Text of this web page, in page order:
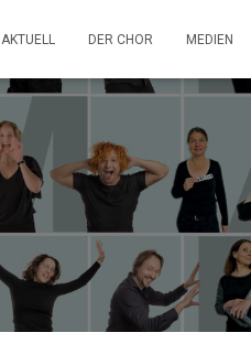
AKTUELL DER CHOR MEDIEN